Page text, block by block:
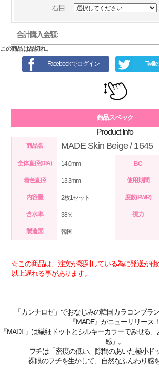
右目 :
合計購入金額:
この商品は品切れ。
Facebookでログイン
商品スペック
Product Info
商品名 MADE Skin Beige / 1645
全体直径(DIA) 14.0mm BC
着色直径 13.3mm 使用期間
内容量 2枚1セット 度数(PWR)
含水率 38％ 視力
製造国 韓国
☆この商品は、注文が殺到している為に発送が他
以上遅れる事があります。
「カンナロゼ」でおなじみの韓国カラコンブラ
『MADE』がニューリリース！
『MADE』は繊細ドットとシルキーカラーでみせる
感」。
フチは「密度の低い、隙間のあいた極小ド
裸眼のフチを生かして、自然なふんわり感